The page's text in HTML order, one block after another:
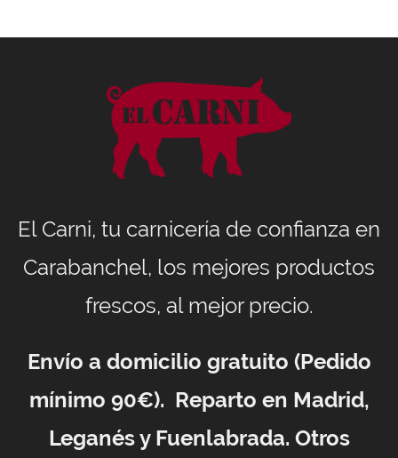
El Carni, tu carnicería de confianza en
Carabanchel, los mejores productos
frescos, al mejor precio.
Envío a domicilio gratuito (Pedido
mínimo 90€). Reparto en Madrid,
Leganés y Fuenlabrada. Otros